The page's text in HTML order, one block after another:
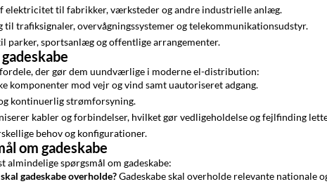
elektricitet til fabrikker, værksteder og andre industrielle anlæg.
til trafiksignaler, overvågningssystemer og telekommunikationsudstyr.
parker, sportsanlæg og offentlige arrangementer.
der gør dem uundværlige i moderne el-distribution:
komponenter mod vejr og vind samt uautoriseret adgang.
kontinuerlig strømforsyning.
kabler og forbindelser, hvilket gør vedligeholdelse og fejlfinding
behov og konfigurationer.
om gadeskabe
almindelige spørgsmål om gadeskabe:
gadeskabe overholde?Gadeskabe skal overholde relevante